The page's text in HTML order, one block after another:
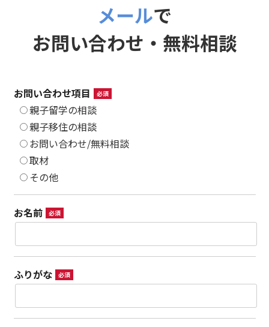
メールで
お問い合わせ・無料相談
お問い合わせ項目 必須
親子留学の相談
親子移住の相談
お問い合わせ/無料相談
取材
その他
お名前 必須
ふりがな 必須